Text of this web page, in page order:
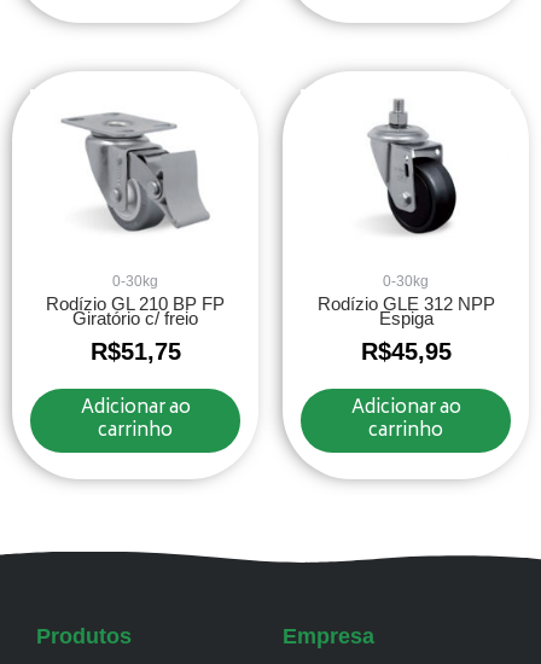
0-30kg
Rodízio GL 210 BP FP
Giratório c/ freio
R$51,75
Adicionar ao
carrinho
0-30kg
Rodízio GLE 312 NPP
Espiga
R$45,95
Adicionar ao
carrinho
Produtos Empresa